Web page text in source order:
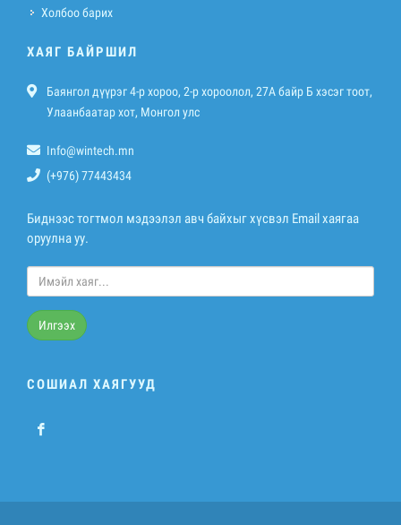
Холбоо барих
ХАЯГ БАЙРШИЛ
Баянгол дүүрэг 4-р хороо, 2-р хороолол, 27A байр Б хэсэг тоот,
Улаанбаатар хот, Монгол улс
Info@wintech.mn
(+976) 77443434
Биднээс тогтмол мэдээлэл авч байхыг хүсвэл Email хаягаа
оруулна уу.
Илгээх
СОШИАЛ ХАЯГУУД